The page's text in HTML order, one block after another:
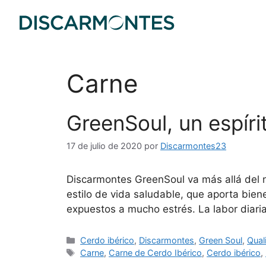
Carne
GreenSoul, un
17 de julio de 2020 por Discarmontes23
Discarmontes GreenSoul va más allá
estilo de vida saludable, que aporta
expuestos a mucho estrés. La labor
Cerdo ibérico, Discarmontes, Green Soul,
Carne, Carne de Cerdo Ibérico, Cerdo ibérico,